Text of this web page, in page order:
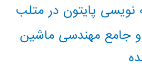
نویسی پایتون در متلب
و جامع مهندسی ماشین